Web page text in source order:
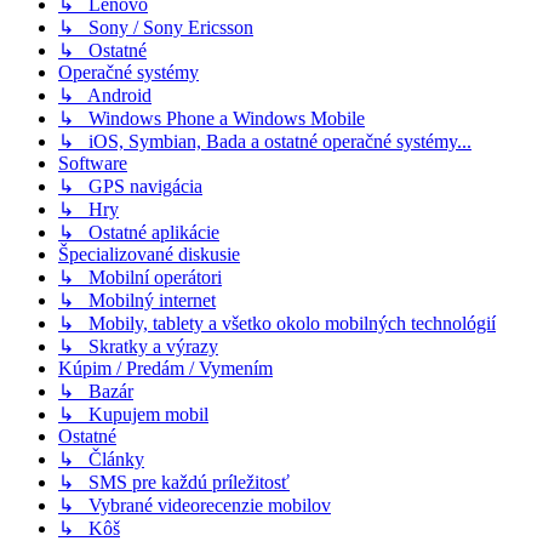
↳ Lenovo
↳ Sony / Sony Ericsson
↳ Ostatné
Operačné systémy
↳ Android
↳ Windows Phone a Windows Mobile
↳ iOS, Symbian, Bada a ostatné operačné systémy...
Software
↳ GPS navigácia
↳ Hry
↳ Ostatné aplikácie
Špecializované diskusie
↳ Mobilní operátori
↳ Mobilný internet
↳ Mobily, tablety a všetko okolo mobilných technológií
↳ Skratky a výrazy
Kúpim / Predám / Vymením
↳ Bazár
↳ Kupujem mobil
Ostatné
↳ Články
↳ SMS pre každú príležitosť
↳ Vybrané videorecenzie mobilov
↳ Kôš